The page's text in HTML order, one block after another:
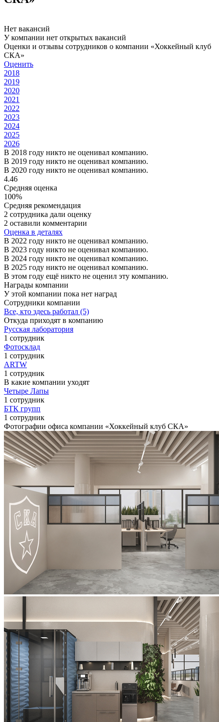
Нет вакансий
У компании нет открытых вакансий
Оценки и отзывы сотрудников о компании «Хоккейный клуб
СКА»
Оценить
2018
2019
2020
2021
2022
2023
2024
2025
2026
В 2018 году никто не оценивал компанию.
В 2019 году никто не оценивал компанию.
В 2020 году никто не оценивал компанию.
4.46
Средняя оценка
100%
Средняя рекомендация
2 сотрудника дали оценку
2 оставили комментарии
Оценка в деталях
В 2022 году никто не оценивал компанию.
В 2023 году никто не оценивал компанию.
В 2024 году никто не оценивал компанию.
В 2025 году никто не оценивал компанию.
В этом году ещё никто не оценил эту компанию.
Награды компании
У этой компании пока нет наград
Сотрудники компании
Все, кто здесь работал (5)
Откуда приходят в компанию
Русская лаборатория
1 сотрудник
Фотосклад
1 сотрудник
ARTW
1 сотрудник
В какие компании уходят
Четыре Лапы
1 сотрудник
БТК групп
1 сотрудник
Фотографии офиса компании «Хоккейный клуб СКА»